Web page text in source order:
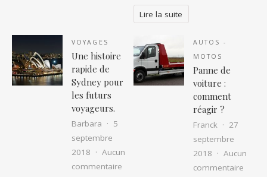
Lire la suite
VOYAGES
Une histoire
rapide de
Sydney pour
les futurs
voyageurs.
Barbara
5
septembre
2018
Aucun
commentaire sur Une histoire rapide de Sydney
AUTOS -
MOTOS
Panne de
voiture :
comment
réagir ?
Franck
27
septembre
2018
Aucun
commentaire